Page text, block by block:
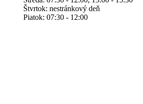
Štvrtok: nestránkový deň
Piatok: 07:30 - 12:00